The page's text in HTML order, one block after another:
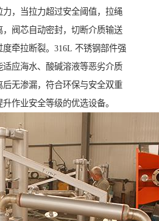
，当拉力超过安全阈值，拉绳
阀芯自动密封，切断介质输送
牵拉断裂。316L 不锈钢部件强
应海水、酸碱溶液等恶劣介质
无渗漏，符合环保与安全双重
作业安全等级的优选设备。